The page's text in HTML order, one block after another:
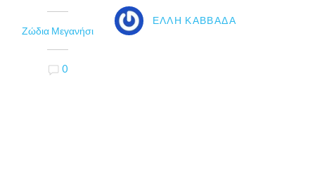
Ζώδια Μεγανήσι
0
ΈΛΛΗ ΚΑΒΒΑΔΆ